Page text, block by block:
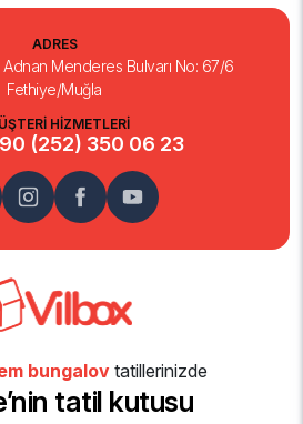
HİZMETLERİ
(252) 350 06 23
ADRES
Adnan Menderes Bulvarı No: 67/6
Fethiye/Muğla
bungalov tatillerinizde
tatil kutusu